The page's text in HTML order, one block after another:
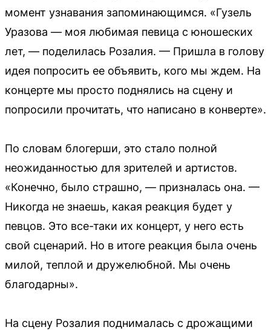
момент узнавания запоминающимся. «Гузель
Уразова — моя любимая певица с юношеских
лет, — поделилась Розалия. — Пришла в голову
идея попросить ее объявить, кого мы ждем. На
концерте мы просто поднялись на сцену и
попросили прочитать, что написано в конверте».
По словам блогерши, это стало полной
неожиданностью для зрителей и артистов.
«Конечно, было страшно, — призналась она. —
Никогда не знаешь, какая реакция будет у
певцов. Это все-таки их концерт, у него есть
свой сценарий. Но в итоге реакция была очень
милой, теплой и дружелюбной. Мы очень
благодарны».
На сцену Розалия поднималась с дрожащими